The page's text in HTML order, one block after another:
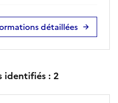
détaillées
identifiés : 2